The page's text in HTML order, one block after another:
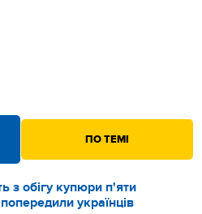
ПО ТЕМІ
з обігу купюри п'яти
українців